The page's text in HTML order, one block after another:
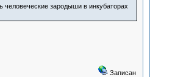
человеческие зародыши в инкубаторах
Записан